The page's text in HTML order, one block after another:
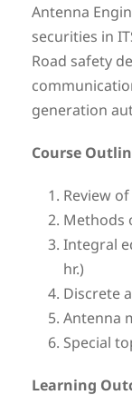
Antenna
securities in
Road safety
generation
Course
Review
Methods
Integral
hr.)
Discrete
Antenna
Special
Learning